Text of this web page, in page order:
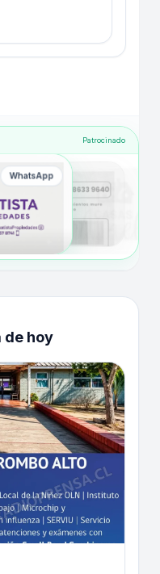
Patrocinado
WhatsApp
de hoy